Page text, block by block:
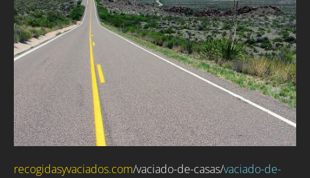
recogidasyvaciados.com/vaciado-de-casas/vaciado-de-